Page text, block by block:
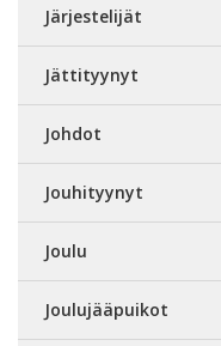
Järjestelijät
Jättityynyt
Johdot
Jouhityynyt
Joulu
Joulujääpuikot